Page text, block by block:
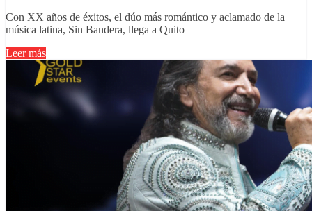
Con XX años de éxitos, el dúo más romántico y aclamado de la
música latina, Sin Bandera, llega a Quito
Leer más